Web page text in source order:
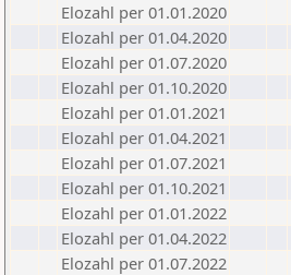
Elozahl per 01.01.2020
Elozahl per 01.04.2020
Elozahl per 01.07.2020
Elozahl per 01.10.2020
Elozahl per 01.01.2021
Elozahl per 01.04.2021
Elozahl per 01.07.2021
Elozahl per 01.10.2021
Elozahl per 01.01.2022
Elozahl per 01.04.2022
Elozahl per 01.07.2022